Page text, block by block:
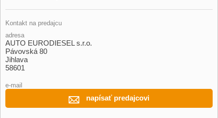
Kontakt na predajcu
adresa
AUTO EURODIESEL s.r.o.
Pávovská 80
Jihlava
58601
e-mail
napísať predajcovi